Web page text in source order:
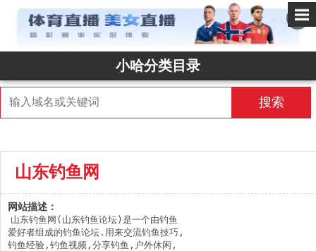
✕
小哈分类目录
搜索
山东钓鱼网
网站描述：
山东钓鱼网(山东钓鱼论坛)是一个由钓鱼
爱好者组成的钓鱼论坛.用来交流钓鱼技巧,
钓鱼经验,钓鱼视频,分享钓鱼,户外休闲,